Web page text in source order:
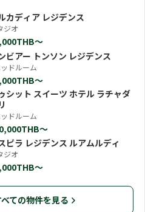
カディア レジデンス
ジオ
〜
ビアー トンソン レジデンス
ドルーム
〜
シット スイーツ ホテル ラチャダ
ドルーム
〜
ピラ レジデンス ルアムルディ
ジオ
〜
べての物件を見る